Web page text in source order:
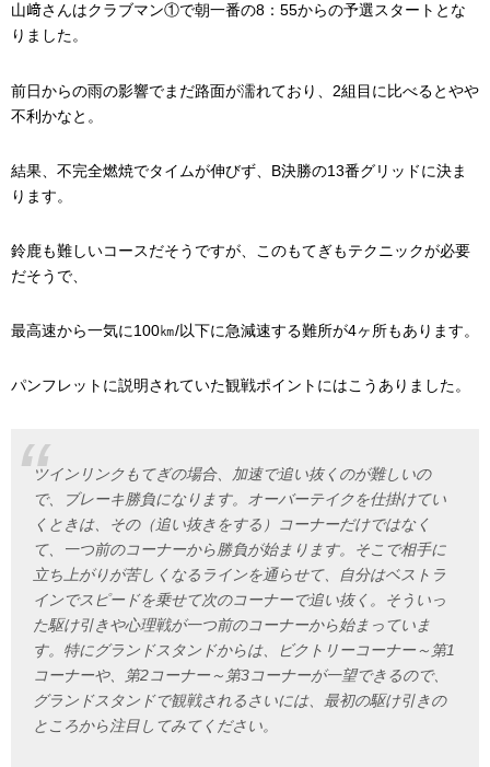
山﨑さんはクラブマン①で朝一番の8：55からの予選スタートとな
りました。
前日からの雨の影響でまだ路面が濡れており、2組目に比べるとやや
不利かなと。
結果、不完全燃焼でタイムが伸びず、B決勝の13番グリッドに決ま
ります。
鈴鹿も難しいコースだそうですが、このもてぎもテクニックが必要
だそうで、
最高速から一気に100㎞/以下に急減速する難所が4ヶ所もあります。
パンフレットに説明されていた観戦ポイントにはこうありました。
ツインリンクもてぎの場合、加速で追い抜くのが難しいの
で、ブレーキ勝負になります。オーバーテイクを仕掛けてい
くときは、その（追い抜きをする）コーナーだけではなく
て、一つ前のコーナーから勝負が始まります。そこで相手に
立ち上がりが苦しくなるラインを通らせて、自分はベストラ
インでスピードを乗せて次のコーナーで追い抜く。そういっ
た駆け引きや心理戦が一つ前のコーナーから始まっていま
す。特にグランドスタンドからは、ビクトリーコーナー～第1
コーナーや、第2コーナー～第3コーナーが一望できるので、
グランドスタンドで観戦されるさいには、最初の駆け引きの
ところから注目してみてください。